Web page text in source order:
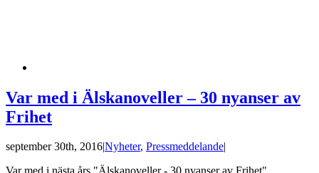
Var med i Älskanoveller – 30 nyanser av
Frihet
september 30th, 2016|Nyheter, Pressmeddelande|